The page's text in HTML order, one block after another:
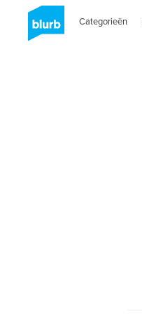
Categorieën